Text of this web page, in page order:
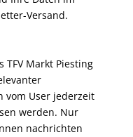
Versand.
TFV Markt Piesting
vom User jederzeit
werden. Nur
nachrichten